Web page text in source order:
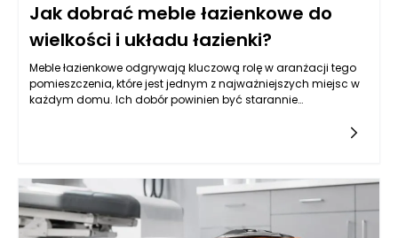
Jak dobrać meble łazienkowe do
wielkości i układu łazienki?
Meble łazienkowe odgrywają kluczową rolę w aranżacji tego
pomieszczenia, które jest jednym z najważniejszych miejsc w
każdym domu. Ich dobór powinien być starannie
„rozrysować” funkcje: gdzie odkładamy kosmetyki, gdzie
trzymamy ręczniki, czy potrzebujemy miejsca na zapas
środków czystości i czy łazienka ma być bardziej
minimalistyczna, czy raczej rodzinna i pojemna. To pierwsze